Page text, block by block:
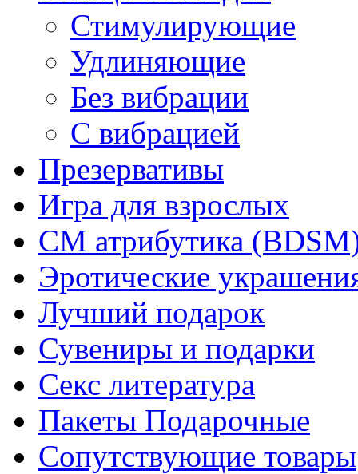
Стимулирующие
Удлиняющие
Без вибрации
С вибрацией
Презервативы
Игра для взрослых
СМ атрибутика
Эротические
Лучший подарок
Сувениры и подарки
Секс литература
Пакеты Подарочные
Сопутствующие товары